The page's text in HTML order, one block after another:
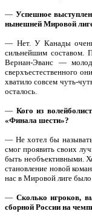
— Успешное
нынешней Мировой
— Нет. У Канады очень
сильнейшим составом.
Вернан-Эванс —
сверхъестественного
хватило совсем чуть-
осталось.
— Кого из
«Финала шести»?
— Не хотел бы
смог проявить своих
быть необъективными.
становление новой
нас в Мировой лиге
— Сколько игроков,
сборной России на